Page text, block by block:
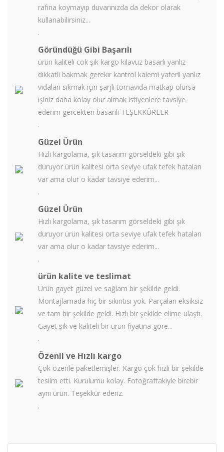
rafına koymayıp duvarınızda da dekor olarak
kullanabilirsiniz...
.
Göründüğü Gibi Başarılı
ürün kaliteli cok şık kargo kılavuz basarlı yanlız
dıkkatli bakmak gerekır kantrol kalemi yaterli yanlız
vidaları sıkmak için şarjlı tornavida matkap olursa
işiniz daha kolay olur almak istiyenlere tavsiye
ederim gercekten basarılı TEŞEKKÜRLER
.
Güzel Ürün
Hızlı kargolama, şık tasarım görseldeki gibi şık
duruyor ürün kalitesi orta seviye ufak tefek hataları
var ama olur o kadar tavsiye ederim...
.
Güzel Ürün
Hızlı kargolama, şık tasarım görseldeki gibi şık
duruyor ürün kalitesi orta seviye ufak tefek hataları
var ama olur o kadar tavsiye ederim...
.
ürün kalite ve teslimat
Ürün gayet güzel ve sağlam bir şekilde geldi.
Montajlamada hiç bir sıkıntısı yok. Parçaları eksiksiz
ve tam bir şekilde geldi. Hızlı bir şekilde elime ulaştı.
Gayet şık ve kaliteli bir ürün fiyatına göre...
.
Özenli ve Hızlı kargo
Çok özenle paketlemişler. Kargo çok hızlı bir şekilde
teslim etti. Kurulumu kolay. Fotoğraftakiyle birebir
aynı ürün. Teşekkür ederiz.
.